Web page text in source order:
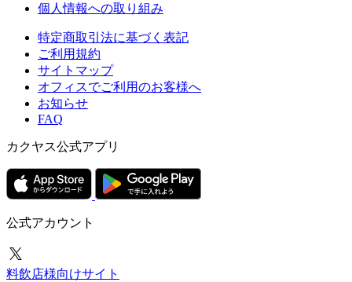
個人情報への取り組み
特定商取引法に基づく表記
ご利用規約
サイトマップ
オフィスでご利用のお客様へ
お知らせ
FAQ
カクヤス公式アプリ
公式アカウント
料飲店様向けサイト